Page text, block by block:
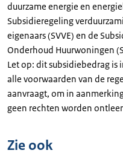
duurzame energie en
Subsidieregeling
eigenaars (SVVE) en de
Onderhoud Huurwoningen
Let op: dit subsidiebedrag is
alle voorwaarden van de
aanvraagt, om in
geen rechten worden
Zie ook